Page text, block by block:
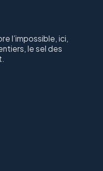
l’impossible, ici,
le sel des